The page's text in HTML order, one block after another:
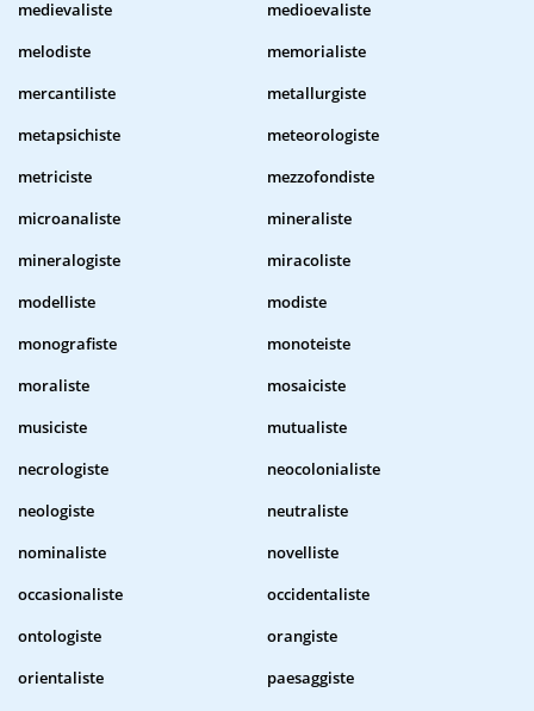
medievaliste
medioevaliste
melodiste
memorialiste
mercantiliste
metallurgiste
metapsichiste
meteorologiste
metriciste
mezzofondiste
microanaliste
mineraliste
mineralogiste
miracoliste
modelliste
modiste
monografiste
monoteiste
moraliste
mosaiciste
musiciste
mutualiste
necrologiste
neocolonialiste
neologiste
neutraliste
nominaliste
novelliste
occasionaliste
occidentaliste
ontologiste
orangiste
orientaliste
paesaggiste